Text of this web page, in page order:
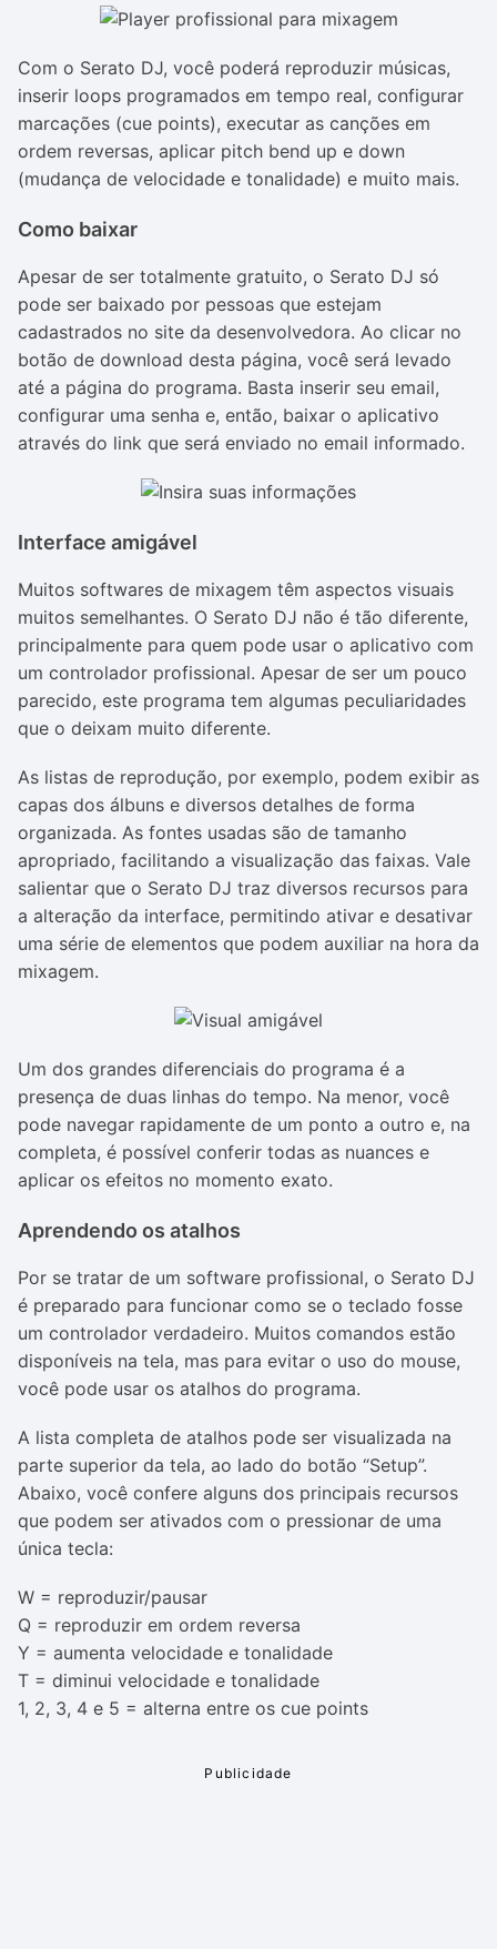
Com o Serato DJ, você poderá reproduzir músicas,
inserir loops programados em tempo real, configurar
marcações (cue points), executar as canções em
ordem reversas, aplicar pitch bend up e down
(mudança de velocidade e tonalidade) e muito mais.
Como baixar
Apesar de ser totalmente gratuito, o Serato DJ só
pode ser baixado por pessoas que estejam
cadastrados no site da desenvolvedora. Ao clicar no
botão de download desta página, você será levado
até a página do programa. Basta inserir seu email,
configurar uma senha e, então, baixar o aplicativo
através do link que será enviado no email informado.
Interface amigável
Muitos softwares de mixagem têm aspectos visuais
muitos semelhantes. O Serato DJ não é tão diferente,
principalmente para quem pode usar o aplicativo com
um controlador profissional. Apesar de ser um pouco
parecido, este programa tem algumas peculiaridades
que o deixam muito diferente.
As listas de reprodução, por exemplo, podem exibir as
capas dos álbuns e diversos detalhes de forma
organizada. As fontes usadas são de tamanho
apropriado, facilitando a visualização das faixas. Vale
salientar que o Serato DJ traz diversos recursos para
a alteração da interface, permitindo ativar e desativar
uma série de elementos que podem auxiliar na hora da
mixagem.
Um dos grandes diferenciais do programa é a
presença de duas linhas do tempo. Na menor, você
pode navegar rapidamente de um ponto a outro e, na
completa, é possível conferir todas as nuances e
aplicar os efeitos no momento exato.
Aprendendo os atalhos
Por se tratar de um software profissional, o Serato DJ
é preparado para funcionar como se o teclado fosse
um controlador verdadeiro. Muitos comandos estão
disponíveis na tela, mas para evitar o uso do mouse,
você pode usar os atalhos do programa.
A lista completa de atalhos pode ser visualizada na
parte superior da tela, ao lado do botão “Setup”.
Abaixo, você confere alguns dos principais recursos
que podem ser ativados com o pressionar de uma
única tecla:
W = reproduzir/pausar
Q = reproduzir em ordem reversa
Y = aumenta velocidade e tonalidade
T = diminui velocidade e tonalidade
1, 2, 3, 4 e 5 = alterna entre os cue points